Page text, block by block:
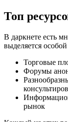
Топ
В даркнете есть
выделяется
Торговые
Форумы
рынок